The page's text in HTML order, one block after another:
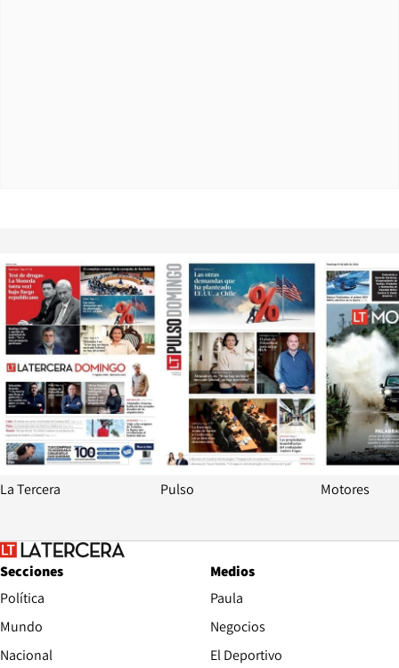
Opens in new window
La Tercera
Opens in
Pulso Motores
Secciones
Política
Mundo
Nacional
Medios
Paula
Negocios
El Deportivo